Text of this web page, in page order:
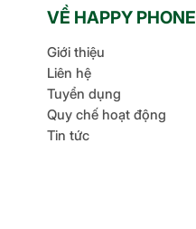
VỀ HAPPY PHONE
Giới thiệu
Liên hệ
Tuyển dụng
Quy chế hoạt động
Tin tức